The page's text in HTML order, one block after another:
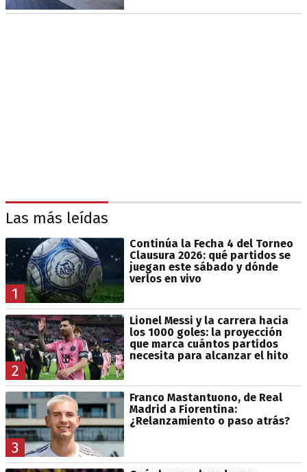
Las más leídas
1
Continúa la Fecha 4 del Torneo
Clausura 2026: qué partidos se
juegan este sábado y dónde
verlos en vivo
2
Lionel Messi y la carrera hacia
los 1000 goles: la proyección
que marca cuántos partidos
necesita para alcanzar el hito
3
Franco Mastantuono, de Real
Madrid a Fiorentina:
¿Relanzamiento o paso atrás?